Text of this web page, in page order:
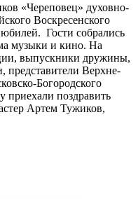
«Череповец» духовно-
Воскресенского
Гости собрались
музыки и кино. На
выпускники дружины,
представители Верхне-
Богородского
поздравить
Артем Тужиков,